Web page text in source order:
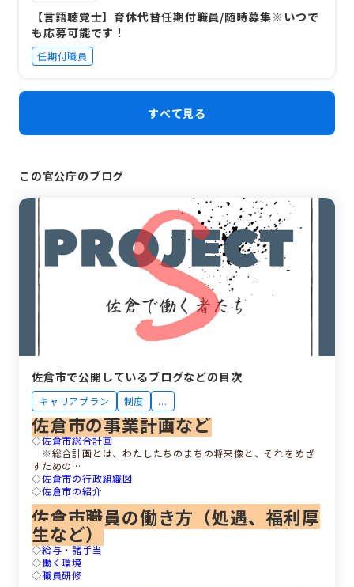
【言語聴覚士】育休代替任期付職員/随時募集※いつで
も応募可能です！
任期付職員
すべて見る
この官公庁のブログ
佐倉市で公開しているブログなどの目次
キャリアプラン 制度 ...
佐倉市の事業計画など
◇佐倉市総合計画
※総合計画とは、わたしたちのまちの将来像と、それをめざ
すための…
◇佐倉市の行政組織図
◇佐倉市の紹介
佐倉市職員の働き方（処遇、福利厚
生など）
◇給与・諸手当
◇働く環境
◇職員研修